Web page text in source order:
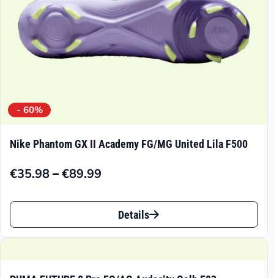
Produktseite
gewählt
werden
- 60%
Nike Phantom GX II Academy FG/MG United Lila F500
€35.98–€89.99
Preisspanne:
€35.98
€89.99
Dieses
Produkt
Details